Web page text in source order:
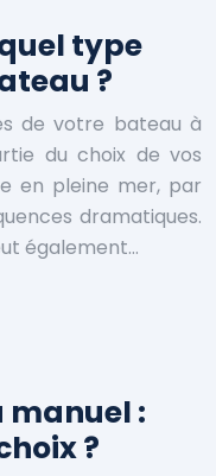
type
?
de votre bateau à
du choix de vos
en pleine mer, par
dramatiques.
également…
manuel :
?